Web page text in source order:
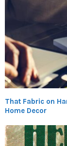
That Fabric on
Home Decor